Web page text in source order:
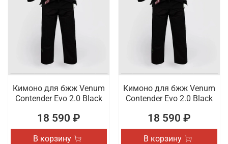
Кимоно для бжж Venum
Contender Evo 2.0 Black
18 590 ₽
В корзину
Кимоно для бжж Venum
Contender Evo 2.0 Black
18 590 ₽
В корзину